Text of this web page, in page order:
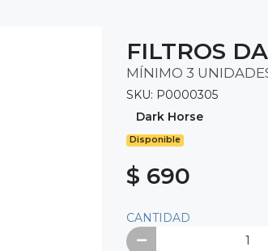
FILTROS
MÍNIMO 3
SKU: P0000305
Dark Horse
Disponible
$ 690
CANTIDAD